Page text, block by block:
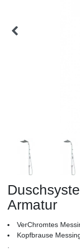
Armatur
VerChromtes
Kopfbrause